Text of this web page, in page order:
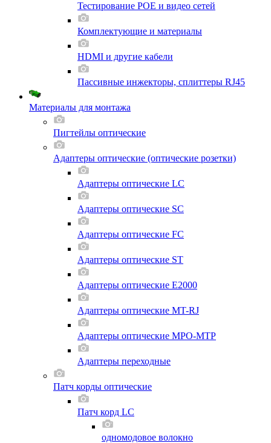
Тестирование POE и видео сетей
Комплектующие и материалы
HDMI и другие кабели
Пассивные инжекторы, сплиттеры RJ45
Материалы для монтажа
Пигтейлы оптические
Адаптеры оптические (оптические розетки)
Адаптеры оптические LC
Адаптеры оптические SC
Адаптеры оптические FC
Адаптеры оптические ST
Адаптеры оптические E2000
Адаптеры оптические MT-RJ
Адаптеры оптические MPO-MTP
Адаптеры переходные
Патч корды оптические
Патч корд LC
одномодовое волокно